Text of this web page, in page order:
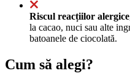
Riscul reacțiilor alergice
la cacao, nuci sau alte
batoanele de ciocolată.
Cum să alegi?